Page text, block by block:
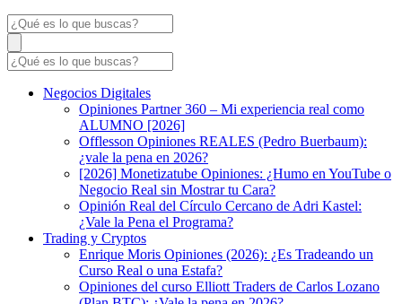
Negocios Digitales
Opiniones Partner 360 – Mi experiencia real como
ALUMNO [2026]
Offlesson Opiniones REALES (Pedro Buerbaum):
¿vale la pena en 2026?
[2026] Monetizatube Opiniones: ¿Humo en YouTube o
Negocio Real sin Mostrar tu Cara?
Opinión Real del Círculo Cercano de Adri Kastel:
¿Vale la Pena el Programa?
Trading y Cryptos
Enrique Moris Opiniones (2026): ¿Es Tradeando un
Curso Real o una Estafa?
Opiniones del curso Elliott Traders de Carlos Lozano